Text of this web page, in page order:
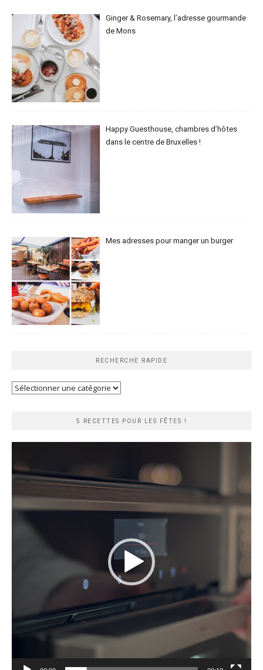
Ginger & Rosemary, l’adresse gourmande
de Mons
Happy Guesthouse, chambres d’hôtes
dans le centre de Bruxelles !
Mes adresses pour manger un burger
RECHERCHE RAPIDE
Recherche
5 RECETTES POUR LES FÊTES !